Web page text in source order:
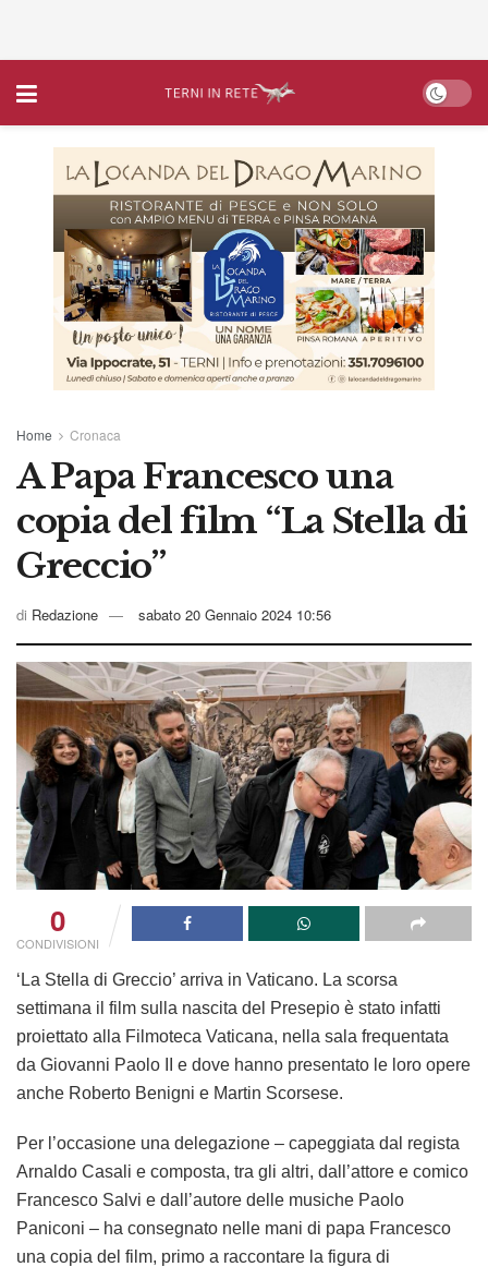
Home Cronaca
A Papa Francesco una
copia del film “La Stella di
Greccio”
di Redazione sabato 20 Gennaio 2024 10:56
0
CONDIVISIONI
‘La Stella di Greccio’ arriva in Vaticano. La scorsa
settimana il film sulla nascita del Presepio è stato infatti
proiettato alla Filmoteca Vaticana, nella sala frequentata
da Giovanni Paolo II e dove hanno presentato le loro opere
anche Roberto Benigni e Martin Scorsese.
Per l’occasione una delegazione – capeggiata dal regista
Arnaldo Casali e composta, tra gli altri, dall’attore e comico
Francesco Salvi e dall’autore delle musiche Paolo
Paniconi – ha consegnato nelle mani di papa Francesco
una copia del film, primo a raccontare la figura di